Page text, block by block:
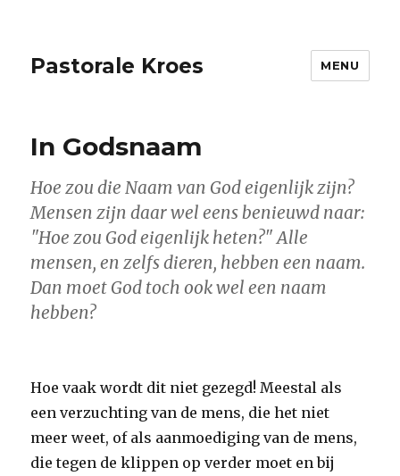
Pastorale Kroes MENU
In Godsnaam
Hoe zou die Naam van God eigenlijk zijn?
Mensen zijn daar wel eens benieuwd naar:
"Hoe zou God eigenlijk heten?" Alle
mensen, en zelfs dieren, hebben een naam.
Dan moet God toch ook wel een naam
hebben?
Hoe vaak wordt dit niet gezegd! Meestal als
een verzuchting van de mens, die het niet
meer weet, of als aanmoediging van de mens,
die tegen de klippen op verder moet en bij